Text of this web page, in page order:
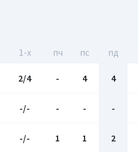
1-x пч пс пд
2/4 - 4 4
-/- - - -
-/- 1 1 2